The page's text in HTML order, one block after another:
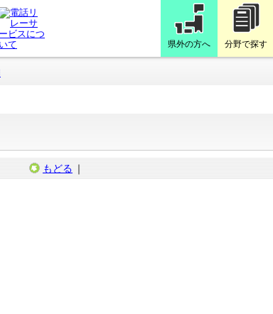
県外の方へ 分野で探す
もどる ｜